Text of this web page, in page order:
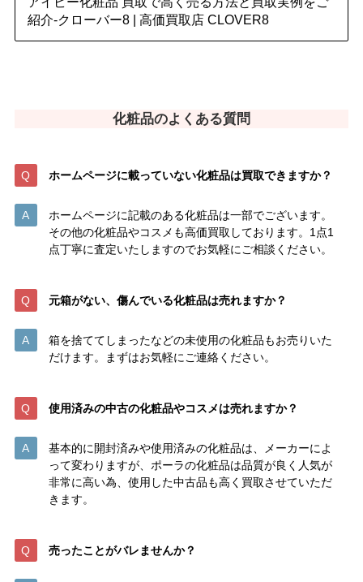
紹介-クローバー8 | 高価買取店 CLOVER8
化粧品のよくある質問
ホームページに載っていない化粧品は買取できますか？
ホームページに記載のある化粧品は一部でございます。
その他の化粧品やコスメも高価買取しております。1点1
点丁寧に査定いたしますのでお気軽にご相談ください。
元箱がない、傷んでいる化粧品は売れますか？
箱を捨ててしまったなどの未使用の化粧品もお売りいた
だけます。まずはお気軽にご連絡ください。
使用済みの中古の化粧品やコスメは売れますか？
基本的に開封済みや使用済みの化粧品は、メーカーによ
って変わりますが、ポーラの化粧品は品質が良く人気が
非常に高い為、使用した中古品も高く買取させていただ
きます。
売ったことがバレませんか？